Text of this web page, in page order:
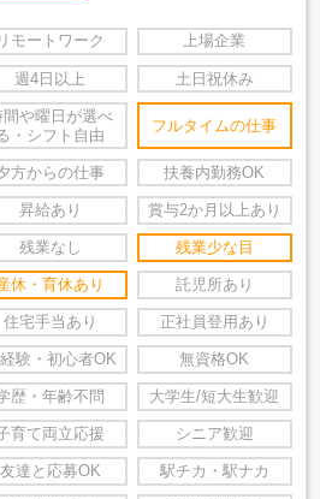
リモートワーク 上場企業
週4日以上 土日祝休み
間や曜日が選べ
・シフト自由
フルタイムの仕事
方からの仕事 扶養内勤務OK
昇給あり 賞与2か月以上あり
残業なし 残業少な目
休・育休あり 託児所あり
住宅手当あり 正社員登用あり
験・初心者OK 無資格OK
歴・年齢不問 大学生/短大生歓迎
育て両立応援 シニア歓迎
友達と応募OK 駅チカ・駅ナカ